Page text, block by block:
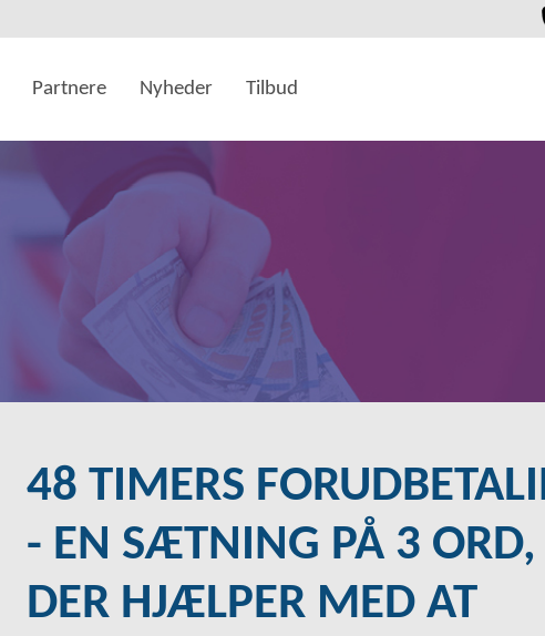
Partnere Nyheder Tilbud
48 TIMERS
- EN SÆTNING PÅ 3 ORD,
DER HJÆLPER MED AT